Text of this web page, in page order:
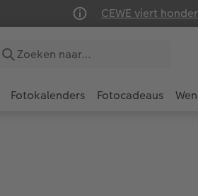
CEWE viert
Fotokalenders Fotocadeaus